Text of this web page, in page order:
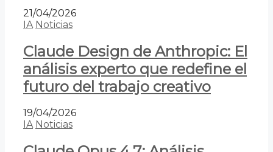
21/04/2026
IA Noticias
Claude Design de Anthropic: El
análisis experto que redefine el
futuro del trabajo creativo
19/04/2026
IA Noticias